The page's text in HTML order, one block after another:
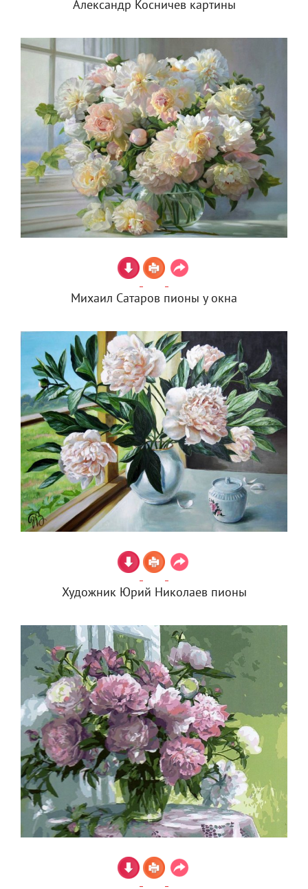
Александр Косничев картины
Михаил Сатаров пионы у окна
Художник Юрий Николаев пионы